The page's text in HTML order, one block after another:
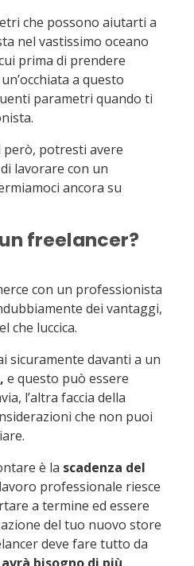
che possono aiutarti a
nel vastissimo oceano
prima di prendere
a questo
parametri quando ti
però, potresti avere
lavorare con un
ancora su
freelancer?
con un professionista
dei vantaggi,
che luccica.
sicuramente davanti a un
e questo può essere
l’altra faccia della
che non puoi
è la scadenza del
professionale riesce
a termine ed essere
del tuo nuovo store
deve fare tutto da
avrà bisogno di più